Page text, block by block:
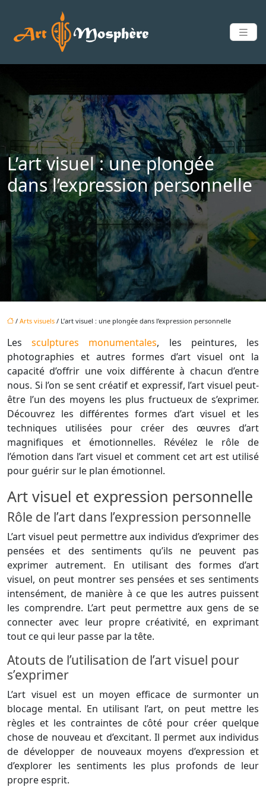
L’art visuel : une plongée
dans l’expression personnelle
/ Arts visuels / L’art visuel : une plongée dans l’expression personnelle
Lessculptures monumentales, les peintures, les
photographies et autres formes d’art visuel ont la
capacité d’offrir une voix différente à chacun d’entre
nous. Si l’on se sent créatif et expressif, l’art visuel peut-
être l’un des moyens les plus fructueux de s’exprimer.
Découvrez les différentes formes d’art visuel et les
techniques utilisées pour créer des œuvres d’art
magnifiques et émotionnelles. Révélez le rôle de
l’émotion dans l’art visuel et comment cet art est utilisé
pour guérir sur le plan émotionnel.
Art visuel et expression personnelle
Rôle de l’art dans l’expression personnelle
L’art visuel peut permettre aux individus d’exprimer des
pensées et des sentiments qu’ils ne peuvent pas
exprimer autrement. En utilisant des formes d’art
visuel, on peut montrer ses pensées et ses sentiments
intensément, de manière à ce que les autres puissent
les comprendre. L’art peut permettre aux gens de se
connecter avec leur propre créativité, en exprimant
tout ce qui leur passe par la tête.
Atouts de l’utilisation de l’art visuel pour
s’exprimer
L’art visuel est un moyen efficace de surmonter un
blocage mental. En utilisant l’art, on peut mettre les
règles et les contraintes de côté pour créer quelque
chose de nouveau et d’excitant. Il permet aux individus
de développer de nouveaux moyens d’expression et
d’explorer les sentiments les plus profonds de leur
propre esprit.